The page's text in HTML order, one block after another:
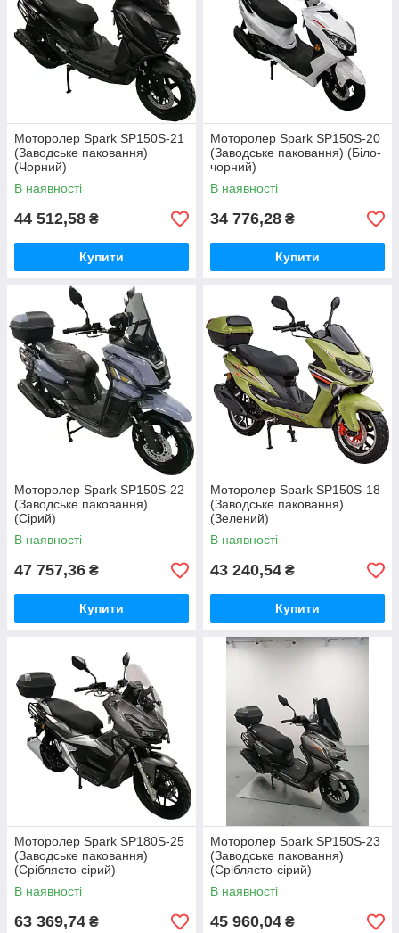
Моторолер Spark SP150S-21
(Заводське паковання)
(Чорний)
В наявності
44 512,58 ₴
Купити
Моторолер Spark SP150S-20
(Заводське паковання) (Біло-
чорний)
В наявності
34 776,28 ₴
Купити
Моторолер Spark SP150S-22
(Заводське паковання)
(Сірий)
В наявності
47 757,36 ₴
Купити
Моторолер Spark SP150S-18
(Заводське паковання)
(Зелений)
В наявності
43 240,54 ₴
Купити
Моторолер Spark SP180S-25
(Заводське паковання)
(Сріблясто-сірий)
В наявності
63 369,74 ₴
Моторолер Spark SP150S-23
(Заводське паковання)
(Сріблясто-сірий)
В наявності
45 960,04 ₴